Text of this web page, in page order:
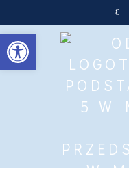
Otwórz pasek narzędzi